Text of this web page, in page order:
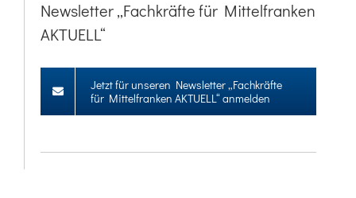
Newsletter „Fachkräfte für Mittelfranken
AKTUELL“
Jetzt für unseren Newsletter „Fachkräfte
für Mittelfranken AKTUELL“ anmelden